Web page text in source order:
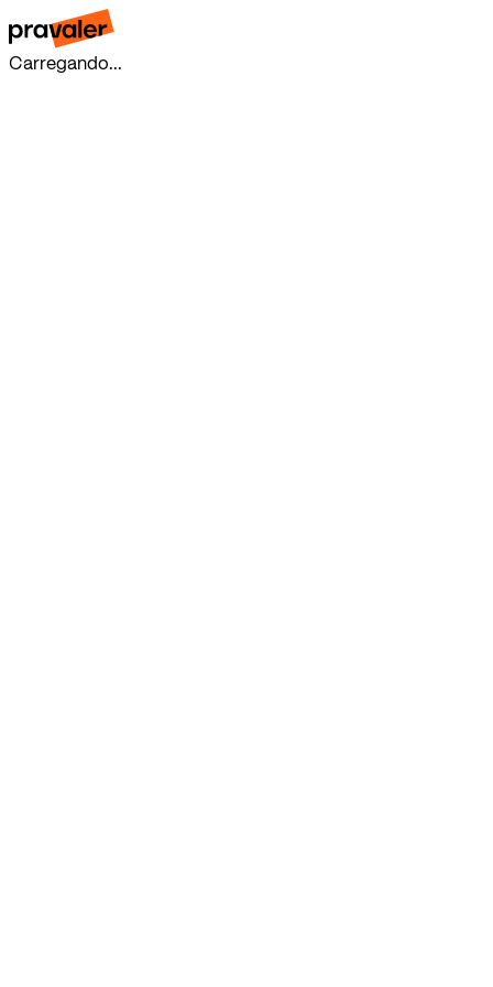
Carregando...